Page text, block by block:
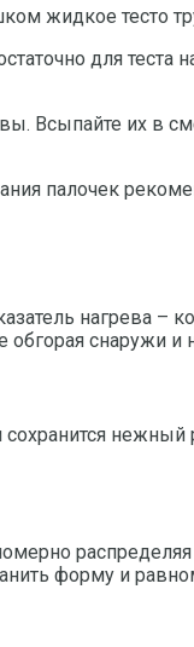
жидкое тесто
для теста
Всыпайте их в
палочек
нагрева –
снаружи и
форму и